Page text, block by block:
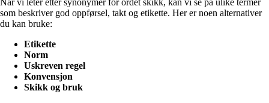
som beskriver god oppførsel, takt og etikette. Her er noen alternativer
du kan bruke:
Etikette
Norm
Uskreven regel
Konvensjon
Skikk og bruk